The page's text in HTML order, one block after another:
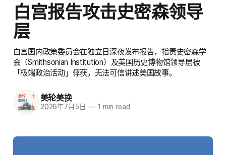
白宫报告攻击史密森领导
层
白宫国内政策委员会在独立日深夜发布报告，指责史密森学
会（Smithsonian Institution）及美国历史博物馆领导层被
「极端政治活动」俘获，无法可信讲述美国故事。
美轮美换
2026年7月5日 —1 min read